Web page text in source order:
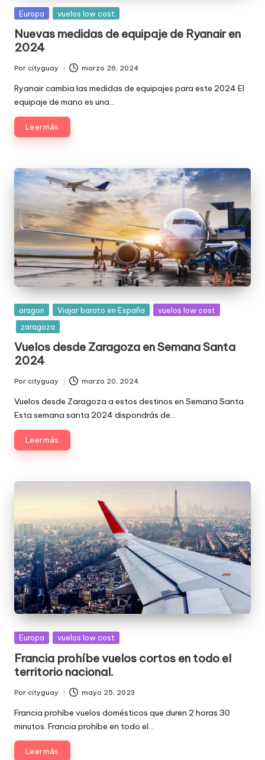
Publicada
Europa vuelos low cost
Nuevas medidas de equipaje de Ryanair en
2024
Publicado
por
Por cityguay marzo 26, 2024
Ryanair cambia las medidas de equipajes para este 2024 El
equipaje de mano es una…
Leer más
Publicada
en
aragon Viajar barato en España
vuelos low cost
zaragoza
Vuelos desde Zaragoza en Semana Santa
2024
Publicado
por
Por cityguay marzo 20, 2024
Vuelos desde Zaragoza a estos destinos en Semana Santa
Esta semana santa 2024 dispondrás de…
Leer más
Publicada
Europa vuelos low cost
Francia prohíbe vuelos cortos en todo el
territorio nacional.
Publicado
por
Por cityguay mayo 25, 2023
Francia prohíbe vuelos domésticos que duren 2 horas 30
minutos. Francia prohíbe en todo el…
Leer más